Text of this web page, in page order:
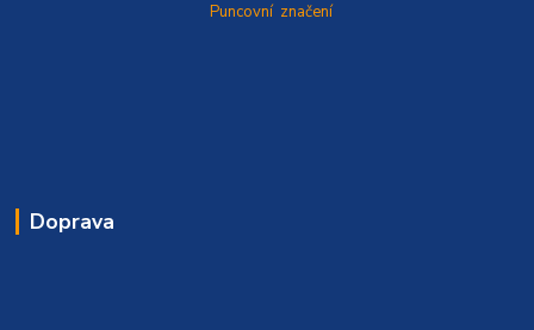
Puncovní značení
Doprava